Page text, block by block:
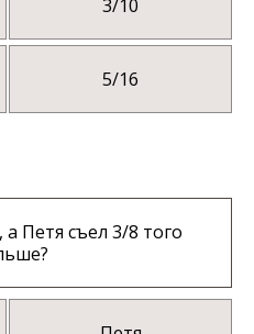
3/10
5/16
Петя съел 3/8 того